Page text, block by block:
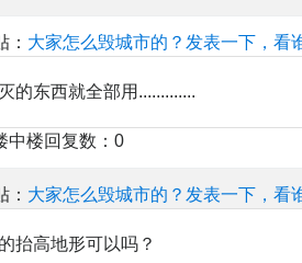
： 大家怎么毁城市的？发表一下，看
的东西就全部用.............
中楼回复数：0
： 大家怎么毁城市的？发表一下，看
抬高地形可以吗？